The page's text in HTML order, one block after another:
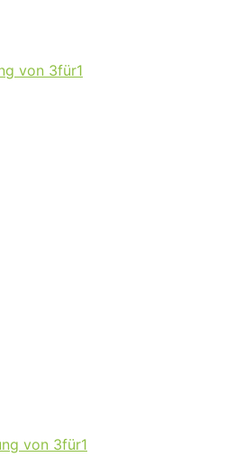
von 3für1
von 3für1